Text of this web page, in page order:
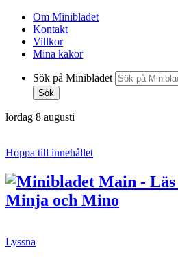
Om Minibladet
Kontakt
Villkor
Mina kakor
Sök på Minibladet
Sök
lördag 8 augusti
Hoppa till innehållet
Lyssna